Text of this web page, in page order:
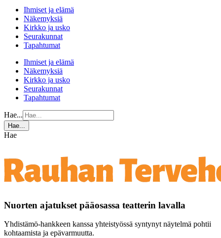
Ihmiset ja elämä
Näkemyksiä
Kirkko ja usko
Seurakunnat
Tapahtumat
Ihmiset ja elämä
Näkemyksiä
Kirkko ja usko
Seurakunnat
Tapahtumat
Hae...
Hae...
Hae
Nuorten ajatukset pääosassa teatterin lavalla
Yhdistämö-hankkeen kanssa yhteistyössä syntynyt näytelmä pohtii
kohtaamista ja epävarmuutta.